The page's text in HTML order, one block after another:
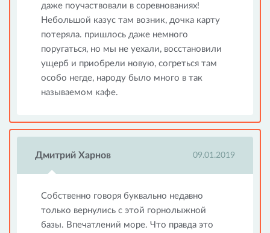
даже поучаствовали в соревнованиях!
Небольшой казус там возник, дочка карту
потеряла. пришлось даже немного
поругаться, но мы не уехали, восстановили
ущерб и приобрели новую, согреться там
особо негде, народу было много в так
называемом кафе.
Дмитрий Харнов 09.01.2019
Собственно говоря буквально недавно
только вернулись с этой горнолыжной
базы. Впечатлений море. Что правда это